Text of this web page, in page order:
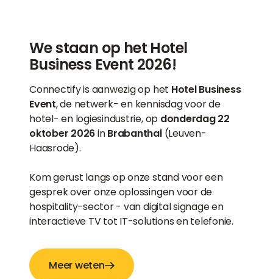
We staan op het Hotel
Business Event 2026!
Connectify is aanwezig op het Hotel Business
Event, de netwerk- en kennisdag voor de
hotel- en logiesindustrie, op donderdag 22
oktober 2026inBrabanthal (Leuven-
Haasrode).
Kom gerust langs op onze stand voor een
gesprek over onze oplossingen voor de
hospitality-sector - van digital signage en
interactieve TV tot IT-solutions en telefonie.
Meer weten